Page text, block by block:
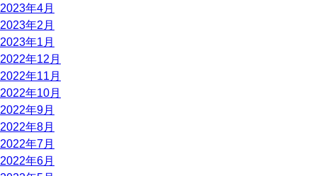
2023年4月
2023年2月
2023年1月
2022年12月
2022年11月
2022年10月
2022年9月
2022年8月
2022年7月
2022年6月